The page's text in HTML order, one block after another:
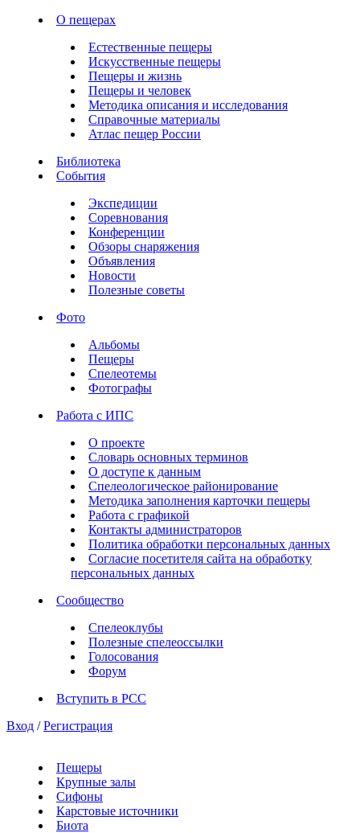
О пещерах
Естественные пещеры
Искусственные пещеры
Пещеры и жизнь
Пещеры и человек
Методика описания и исследования
Справочные материалы
Атлас пещер России
Библиотека
События
Экспедиции
Соревнования
Конференции
Обзоры снаряжения
Объявления
Новости
Полезные советы
Фото
Альбомы
Пещеры
Спелеотемы
Фотографы
Работа с ИПС
О проекте
Словарь основных терминов
О доступе к данным
Спелеологическое районирование
Методика заполнения карточки пещеры
Работа с графикой
Контакты администраторов
Политика обработки персональных данных
Согласие посетителя сайта на обработку
персональных данных
Сообщество
Спелеоклубы
Полезные спелеоссылки
Голосования
Форум
Вступить в РСС
Вход / Регистрация
Пещеры
Крупные залы
Сифоны
Карстовые источники
Биота